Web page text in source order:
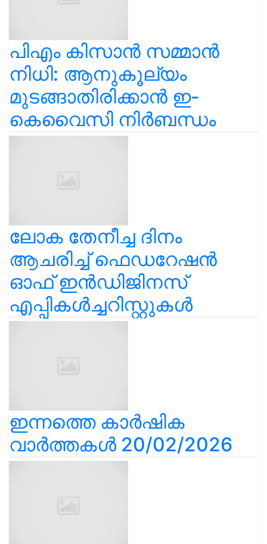
പിഎം കിസാൻ സമ്മാൻ
നിധി: ആനുകൂല്യം
മുടങ്ങാതിരിക്കാൻ ഇ-
കെവൈസി നിർബന്ധം
ലോക തേനീച്ച ദിനം
ആചരിച്ച് ഫെഡറേഷൻ
ഓഫ് ഇൻഡിജിനസ്
എപ്പികൾച്ചറിസ്റ്റുകൾ
ഇന്നത്തെ കാർഷിക
വാർത്തകൾ 20/02/2026